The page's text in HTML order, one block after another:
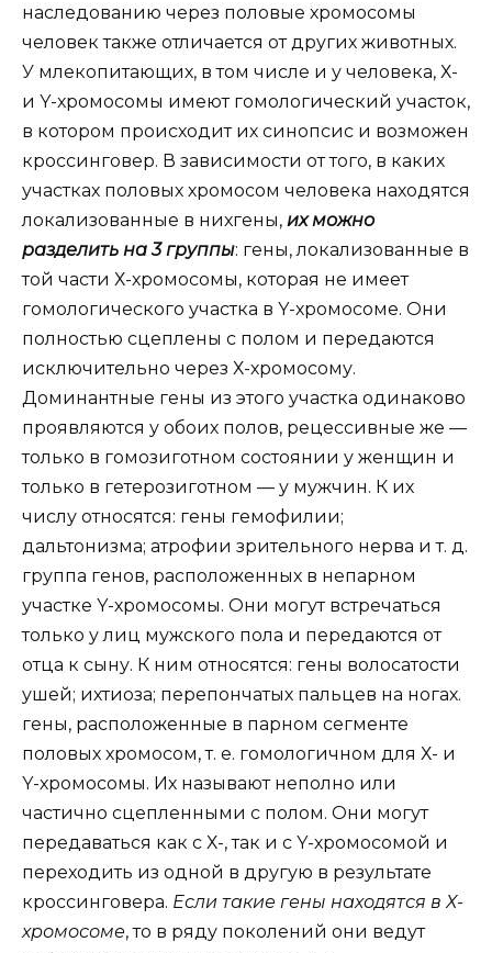
наследованию через половые хромосомы
человек также отличается от других животных.
У млекопитающих, в том числе и у человека, Х-
и Y-хромосомы имеют гомологический участок,
в котором происходит их синопсис и возможен
кроссинговер. В зависимости от того, в каких
участках половых хромосом человека находятся
локализованные в нихгены, их можно
разделить на 3 группы: гены, локализованные в
той части Х-хромосомы, которая не имеет
гомологического участка в Y-хромосоме. Они
полностью сцеплены с полом и передаются
исключительно через Х-хромосому.
Доминантные гены из этого участка одинаково
проявляются у обоих полов, рецессивные же —
только в гомозиготном состоянии у женщин и
только в гетерозиготном — у мужчин. К их
числу относятся: гены гемофилии;
дальтонизма; атрофии зрительного нерва и т. д.
группа генов, расположенных в непарном
участке Y-хромосомы. Они могут встречаться
только у лиц мужского пола и передаются от
отца к сыну. К ним относятся: гены волосатости
ушей; ихтиоза; перепончатых пальцев на ногах.
гены, расположенные в парном сегменте
половых хромосом, т. е. гомологичном для Х- и
Y-хромосомы. Их называют неполно или
частично сцепленными с полом. Они могут
передаваться как с Х-, так и с Y-хромосомой и
переходить из одной в другую в результате
кроссинговера. Если такие гены находятся в Х-
хромосоме, то в ряду поколений они ведут